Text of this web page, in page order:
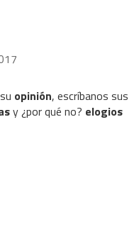
opinión, escríbanos sus
y ¿por qué no? elogios